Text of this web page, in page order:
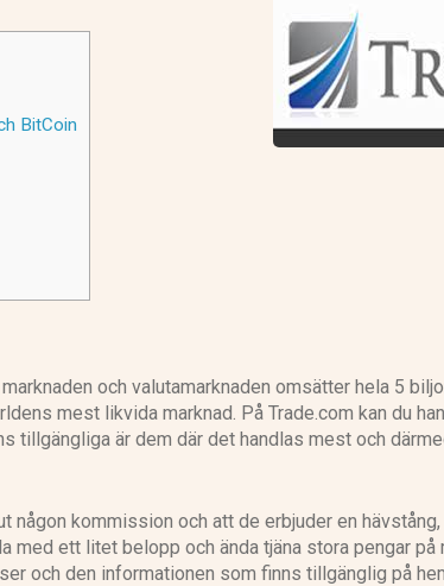
BitCoin
och valutamarknaden omsätter hela 5
mest likvida marknad. På Trade.com kan du
tillgängliga är dem där det handlas mest och
någon kommission och att de erbjuder en
med ett litet belopp och ända tjäna stora pengar
och den informationen som finns tillgänglig på